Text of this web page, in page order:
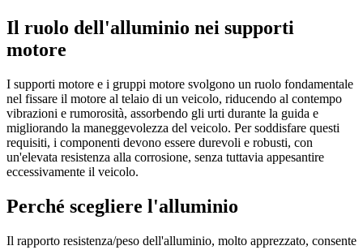
Il ruolo dell'alluminio nei supporti
motore
I supporti motore e i gruppi motore svolgono un ruolo fondamentale
nel fissare il motore al telaio di un veicolo, riducendo al contempo
vibrazioni e rumorosità, assorbendo gli urti durante la guida e
migliorando la maneggevolezza del veicolo. Per soddisfare questi
requisiti, i componenti devono essere durevoli e robusti, con
un'elevata resistenza alla corrosione, senza tuttavia appesantire
eccessivamente il veicolo.
Perché scegliere l'alluminio
Il rapporto resistenza/peso dell'alluminio, molto apprezzato, consente